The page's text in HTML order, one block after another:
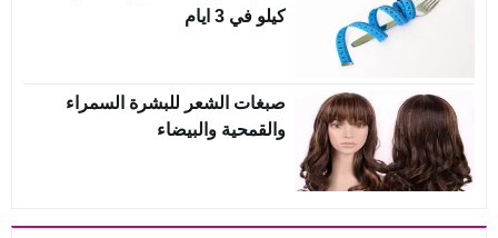
كيلو في 3 ايام
صبغات الشعر للبشرة السمراء
والقمحية والبيضاء